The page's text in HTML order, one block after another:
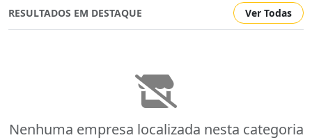
RESULTADOS EM DESTAQUE Ver Todas
Nenhuma empresa localizada nesta categoria